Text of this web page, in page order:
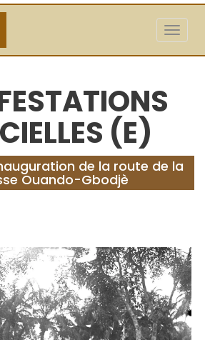
(E)
de la route de la
Ouando-Gbodjè